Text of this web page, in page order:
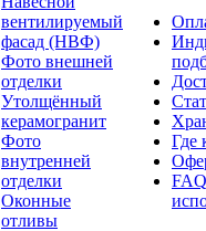
вентилируемый
фасад (НВФ)
Фото внешней
отделки
Утолщённый
керамогранит
Фото
внутренней
отделки
Оконные
отливы
Где